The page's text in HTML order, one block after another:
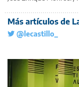
Más artículos de
@lecastillo_